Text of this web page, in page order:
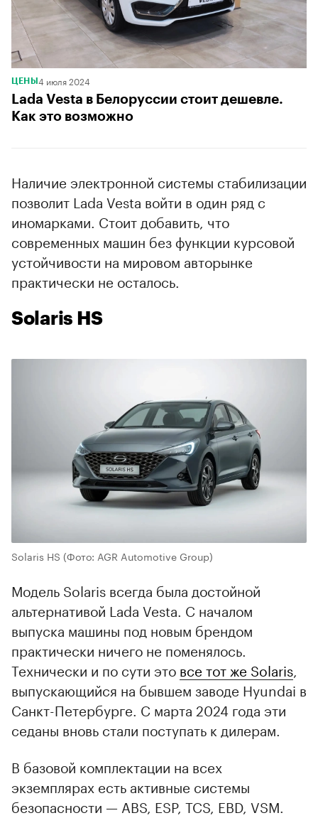
ЦЕНЫ 4 июля 2024
Lada Vesta в Белоруссии стоит дешевле.
Как это возможно
Наличие электронной системы стабилизации
позволит Lada Vesta войти в один ряд с
иномарками. Стоит добавить, что
современных машин без функции курсовой
устойчивости на мировом авторынке
практически не осталось.
Solaris HS
Solaris HS (Фото: AGR Automotive Group)
Модель Solaris всегда была достойной
альтернативой Lada Vesta. С началом
выпуска машины под новым брендом
практически ничего не поменялось.
Технически и по сути это все тот же Solaris,
выпускающийся на бывшем заводе Hyundai в
Санкт-Петербурге. С марта 2024 года эти
седаны вновь стали поступать к дилерам.
В базовой комплектации на всех
экземплярах есть активные системы
безопасности — ABS, ESP, TCS, EBD, VSM.